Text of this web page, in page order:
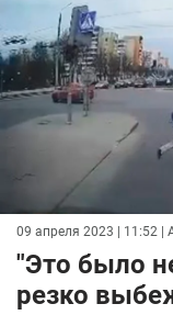
09 апреля 2023 | 11:52 |
"Это было
резко